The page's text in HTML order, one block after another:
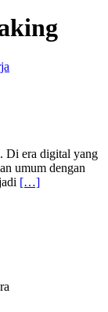
Di era digital yang
umum dengan
[…]